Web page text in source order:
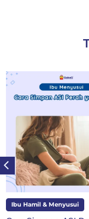
Ibu Hamil & Menyusui